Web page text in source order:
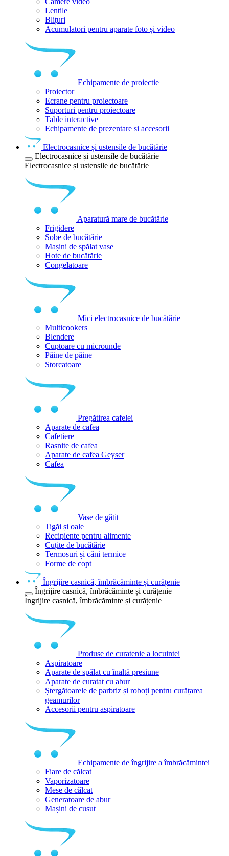
Lentile
Blițuri
Acumulatori pentru aparate foto și video
Echipamente de proiectie
Proiector
Ecrane pentru proiectoare
Suporturi pentru proiectoare
Table interactive
Echipamente de prezentare si accesorii
Electrocasnice și ustensile de bucătărie
Electrocasnice și ustensile de bucătărie
Electrocasnice și ustensile de bucătărie
Aparatură mare de bucătărie
Frigidere
Sobe de bucătărie
Mașini de spălat vase
Hote de bucătărie
Congelatoare
Mici electrocasnice de bucătărie
Multicookers
Blendere
Cuptoare cu microunde
Pâine de pâine
Storcatoare
Pregătirea cafelei
Aparate de cafea
Cafetiere
Rasnite de cafea
Aparate de cafea Geyser
Cafea
Vase de gătit
Tigăi și oale
Recipiente pentru alimente
Cuțite de bucătărie
Termosuri și căni termice
Forme de copt
Îngrijire casnică, îmbrăcăminte și curățenie
Îngrijire casnică, îmbrăcăminte și curățenie
Îngrijire casnică, îmbrăcăminte și curățenie
Produse de curatenie a locuintei
Aspiratoare
Aparate de spălat cu înaltă presiune
Aparate de curatat cu abur
Ștergătoarele de parbriz și roboți pentru curățarea
geamurilor
Accesorii pentru aspiratoare
Echipamente de îngrijire a îmbrăcămintei
Fiare de călcat
Vaporizatoare
Mese de călcat
Generatoare de abur
Mașini de cusut